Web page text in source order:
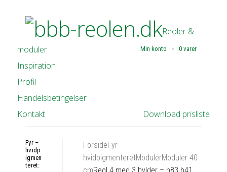
Min konto 0 varer
Reoler &
moduler
Inspiration
Profil
Handelsbetingelser
Download prisliste
Kontakt
ForsideFyr -
hvidpigmenteretModulerModuler 40
Fyr –
hvidp
igmen
teret: